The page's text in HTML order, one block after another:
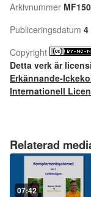
Relaterad
07:42
Arkivnummer
Publiceringsdatum 4
Copyright
Detta verk är
Erkännande-
Internationell